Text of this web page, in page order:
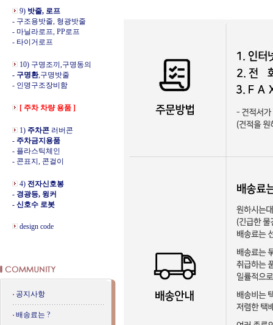
9) 밧줄, 로프
- 구조용밧줄, 형광밧줄
- 마닐라로프, PP로프
- 타이거로프
10) 구명조끼,구명동의
- 구명환,구명밧줄
- 인명구조장비함
[ 주차 차량 용품 ]
1) 주차콘 러버콘
- 주차금지용품
- 플라스틱체인
- 콘표지, 콘걸이
4) 전자신호봉
- 경광등, 윙커
- 신호수 로봇
design code
공지사항
배송료는 ?